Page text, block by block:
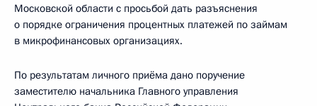
Московской области с просьбой дать разъяснения
о порядке ограничения процентных платежей по займам
в микрофинансовых организациях.
По результатам личного приёма дано поручение
заместителю начальника Главного управления